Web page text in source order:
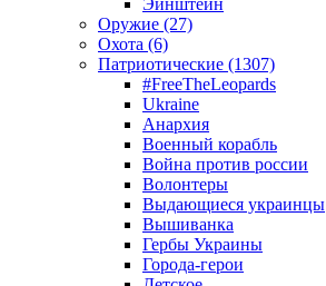
Эйнштейн
Оружие (27)
Охота (6)
Патриотические (1307)
#FreeTheLeopards
Ukraine
Анархия
Военный корабль
Война против россии
Волонтеры
Выдающиеся украинцы
Вышиванка
Гербы Украины
Города-герои